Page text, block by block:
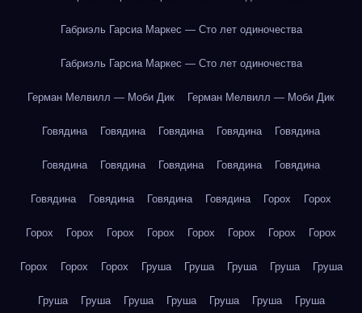
Габриэль Гарсиа Маркес — Сто лет одиночества
Габриэль Гарсиа Маркес — Сто лет одиночества
Герман Мелвилл — Моби Дик Герман Мелвилл — Моби Дик
Говядина Говядина Говядина Говядина Говядина
Говядина Говядина Говядина Говядина Говядина
Говядина Говядина Говядина Говядина Горох Горох
Горох Горох Горох Горох Горох Горох Горох Горох
Горох Горох Горох Груша Груша Груша Груша Груша
Груша Груша Груша Груша Груша Груша Груша